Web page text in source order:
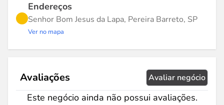
Endereços
Senhor Bom Jesus da Lapa, Pereira Barreto, SP
Ver no mapa
Avaliações Avaliar negócio
Este negócio ainda não possui avaliações.